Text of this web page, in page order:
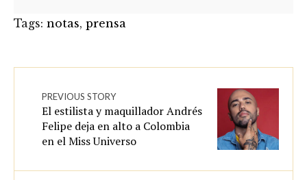
Tags: notas, prensa
PREVIOUS STORY
El estilista y maquillador Andrés
Felipe deja en alto a Colombia
en el Miss Universo